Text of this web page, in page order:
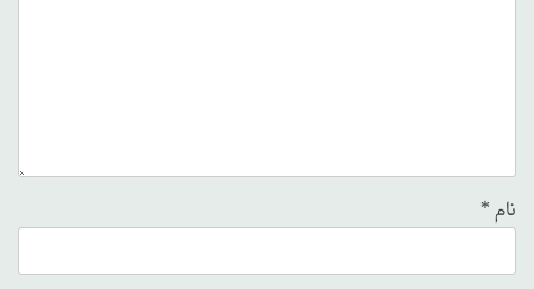
نام*